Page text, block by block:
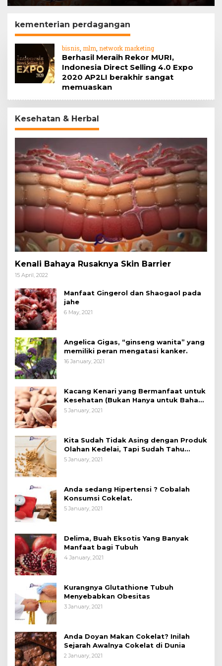
Barrier
kementerian perdagangan
bisnis mlm network marketing
Berhasil Meraih Rekor MURI,
Indonesia Direct Selling 4.0 Expo
2020 AP2LI berakhir sangat
memuaskan
Kesehatan & Herbal
Kenali Bahaya Rusaknya Skin Barrier
15 April, 2022
Manfaat Gingerol dan Shaogaol pada
jahe
6 May, 2021
Angelica Gigas, “ginseng wanita” yang
memiliki peran mengatasi kanker.
16 January, 2021
Kacang Kenari yang Bermanfaat untuk
Kesehatan (Bukan Hanya untuk Bahan
Kue)
5 January, 2021
Kita Sudah Tidak Asing dengan Produk
Olahan Kedelai, Tapi Sudah Tahu
Manfaatnya untuk Kesehatan?
5 January, 2021
Anda sedang Hipertensi ? Cobalah
Konsumsi Cokelat.
5 January, 2021
Delima, Buah Eksotis Yang Banyak
Manfaat bagi Tubuh
4 January, 2021
Kurangnya Glutathione Tubuh
Menyebabkan Obesitas
3 January, 2021
Anda Doyan Makan Cokelat? Inilah
Sejarah Awalnya Cokelat di Dunia
2 January, 2021